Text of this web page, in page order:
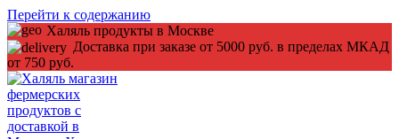
Перейти к содержанию
Халяль продукты в Москве
Доставка при заказе от 5000 руб. в пределах МКАД
от 750 руб.